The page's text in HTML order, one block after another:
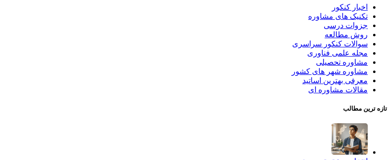
اخبار کنکور
تکنیک های مشاوره
جزوات درسی
روش مطالعه
سوالات کنکور سراسری
مجله علمی فناوری
مشاوره تحصیلی
مشاوره شهر های کشور
معرفی بهترین اساتید
مقالات مشاوره ای
تازه ترین مطالب